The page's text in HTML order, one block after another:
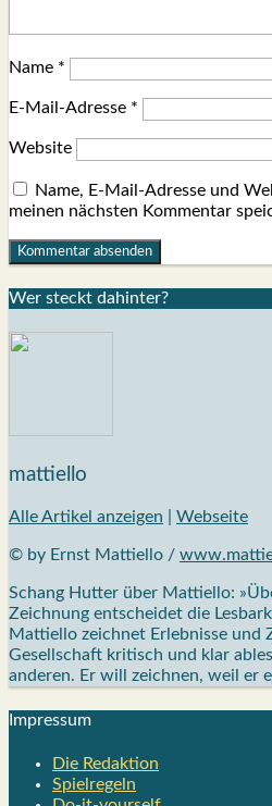
Name *
E-Mail-Adresse *
Website
Name, E-Mail-Adresse und
meinen nächsten Kommentar
Wer steckt dahin­ter?
mattiello
Alle Artikel anzeigen Webseite
© by Ernst Mattiello /
Schang Hutter über Mattiello:
Zeichnung entscheidet die
Mattiello zeichnet Erlebnisse und
Gesellschaft kritisch und klar
anderen. Er will zeichnen, weil er
Impres­sum
Die Redak­ti­on
Spiel­re­geln